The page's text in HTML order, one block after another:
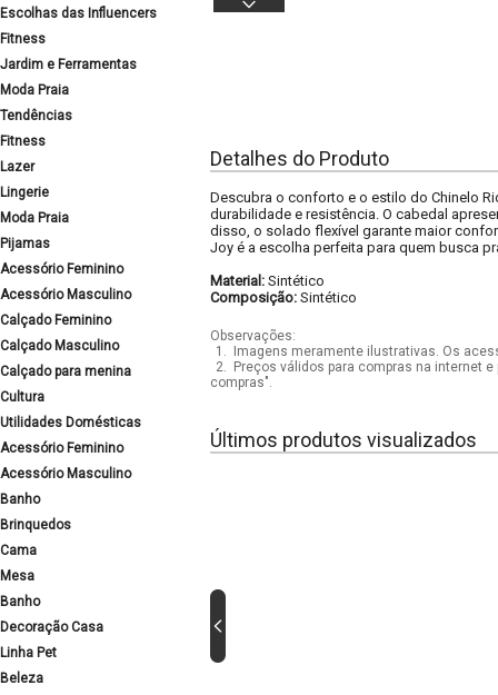
Escolhas das Influencers
Fitness
Jardim e Ferramentas
Moda Praia
Tendências
Fitness
Lazer
Lingerie
Moda Praia
Pijamas
Acessório Feminino
Acessório Masculino
Calçado Feminino
Calçado Masculino
Calçado para menina
Cultura
Utilidades Domésticas
Acessório Feminino
Acessório Masculino
Banho
Brinquedos
Cama
Mesa
Banho
Decoração Casa
Linha Pet
Beleza
Detalhes do Produto
Descubra o conforto e o estilo do Chinelo
durabilidade e resistência. O cabedal
disso, o solado flexível garante maior
Joy é a escolha perfeita para quem busca
Material: Sintético
Composição: Sintético
Observações:
1.
Imagens meramente ilustrativas. Os
2.
Preços válidos para compras na internet
compras".
Últimos produtos visualizados